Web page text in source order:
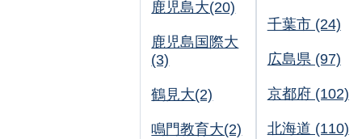
鹿児島大(20)
鹿児島国際大
(3)
鶴見大(2)
鳴門教育大(2)
千葉市 (24)
広島県 (97)
京都府 (102)
北海道 (110)